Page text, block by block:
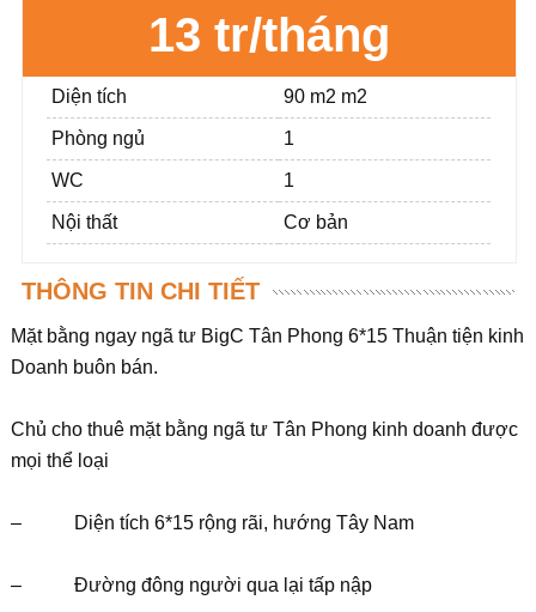
13 tr/tháng
Diện tích 90 m2 m2
Phòng ngủ 1
WC 1
Nội thất Cơ bản
THÔNG TIN CHI TIẾT
Mặt bằng ngay ngã tư BigC Tân Phong 6*15 Thuận tiện kinh
Doanh buôn bán.
Chủ cho thuê mặt bằng ngã tư Tân Phong kinh doanh được
mọi thể loại
– Diện tích 6*15 rộng rãi, hướng Tây Nam
– Đường đông người qua lại tấp nập